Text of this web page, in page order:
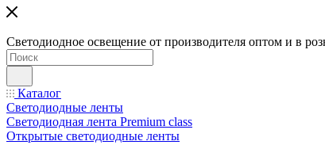
Светодиодное освещение от производителя оптом и в
Каталог
Светодиодные ленты
Светодиодная лента Premium class
Открытые светодиодные ленты